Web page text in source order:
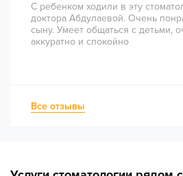
С ребенком ходили в эту
доктора Абдулаевой. Очень
сыну. Умеет общаться с детьми,
аккуратно и спокойно
Все отзывы